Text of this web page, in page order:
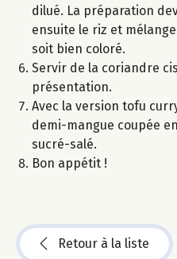
dilué. La préparation
ensuite le riz et
soit bien coloré.
Servir de la coriandre
présentation.
Avec la version tofu
demi-mangue coupée
sucré-salé.
Bon appétit !
Retour à la liste